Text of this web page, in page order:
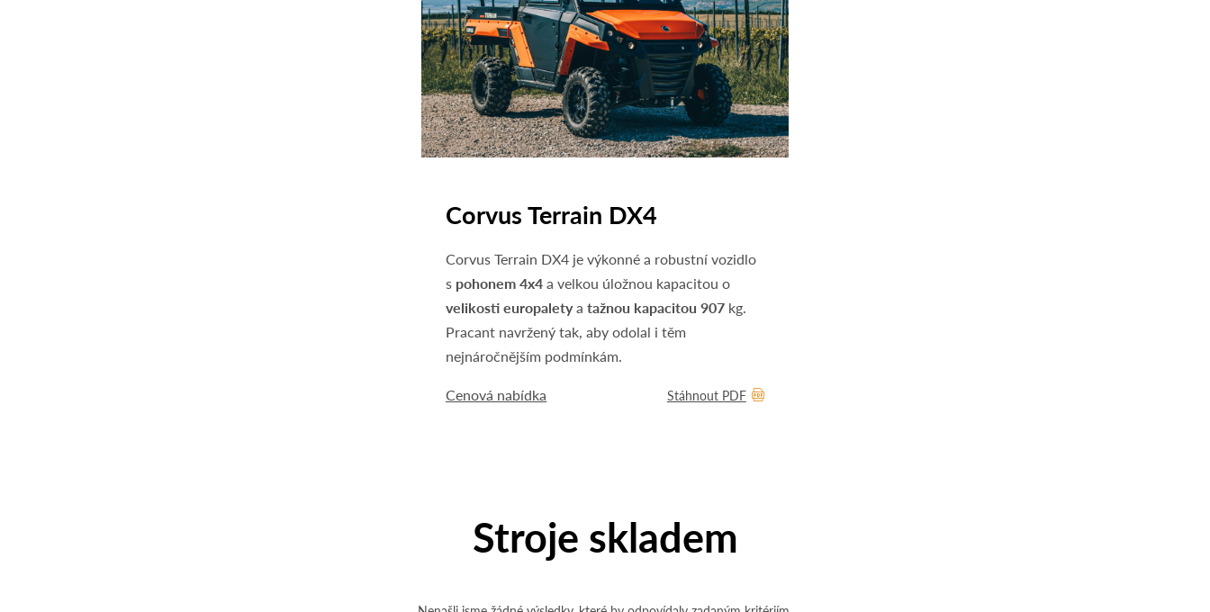
Corvus Terrain DX4
Corvus Terrain DX4 je výkonné a robustní vozidlo
s pohonem 4x4a velkou úložnou kapacitou o
velikosti europaletyatažnou kapacitou 907 kg.
Pracant navržený tak, aby odolal i těm
nejnáročnějším podmínkám.
Cenová nabídka
Stáhnout PDF
Stroje skladem